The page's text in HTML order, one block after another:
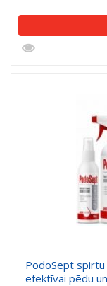
PodoSept
efektīvai pēdu